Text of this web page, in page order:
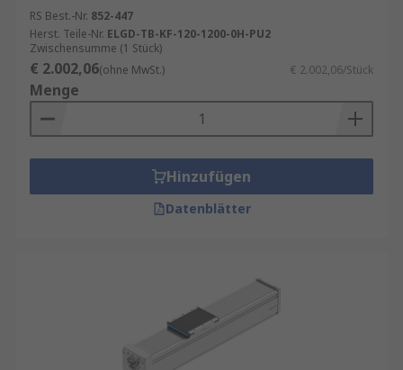
RS Best.-Nr. 852-447
Herst. Teile-Nr. ELGD-TB-KF-120-1200-0H-PU2
Zwischensumme (1 Stück)
€ 2.002,06(ohne MwSt.) € 2.002,06/Stück
Menge
Hinzufügen
Datenblätter